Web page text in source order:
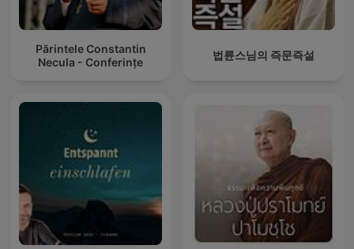
Părintele Constantin
Necula - Conferințe
법륜스님의 즉문즉설